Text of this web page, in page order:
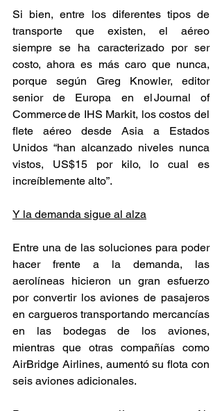
Si bien, entre los diferentes tipos de
transporte que existen, el aéreo
siempre se ha caracterizado por ser
costo, ahora es más caro que nunca,
porque según Greg Knowler, editor
senior de Europa en el Journal of
Commerce de IHS Markit, los costos del
flete aéreo desde Asia a Estados
Unidos “han alcanzado niveles nunca
vistos, US$15 por kilo, lo cual es
increíblemente alto”.
Y la demanda sigue al alza
Entre una de las soluciones para poder
hacer frente a la demanda, las
aerolíneas hicieron un gran esfuerzo
por convertir los aviones de pasajeros
en cargueros transportando mercancías
en las bodegas de los aviones,
mientras que otras compañías como
AirBridge Airlines, aumentó su flota con
seis aviones adicionales.